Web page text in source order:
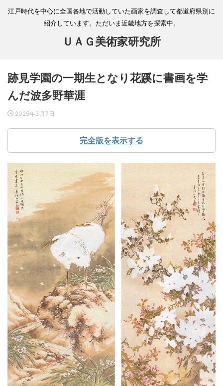
江戸時代を中心に全国各地で活動していた画家を調査して都道府県別に
紹介しています。ただいま近畿地方を探索中。
ＵＡＧ美術家研究所
跡見学園の一期生となり花蹊に書画を学
んだ波多野華涯
2025年3月7日
完全版を表示する